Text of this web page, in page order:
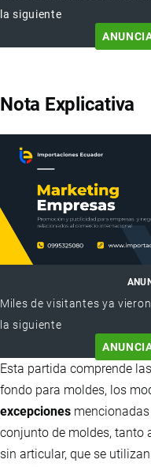
la siguiente
Nota Explicativa
Miles de visitantes ya
la siguiente
Esta partida comprende
fondo para moldes, los
excepciones
conjunto de moldes, tanto
sin articular, que se